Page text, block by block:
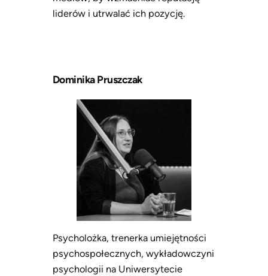
liderów i utrwalać ich pozycję.
Dominika Pruszczak
Psycholożka, trenerka umiejętności
psychospołecznych, wykładowczyni
psychologii na Uniwersytecie